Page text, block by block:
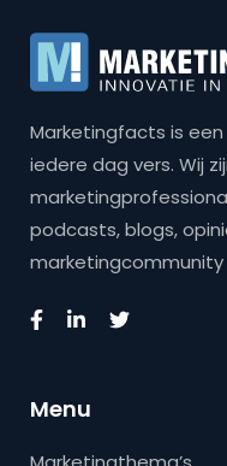
Marketingfacts is
iedere dag vers. Wij
podcasts, blogs,
marketingcommunity
Menu